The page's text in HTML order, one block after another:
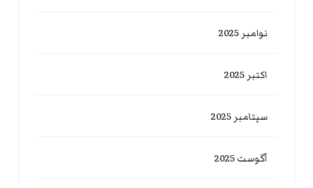
نوامبر 2025
اکتبر 2025
سپتامبر 2025
آگوست 2025